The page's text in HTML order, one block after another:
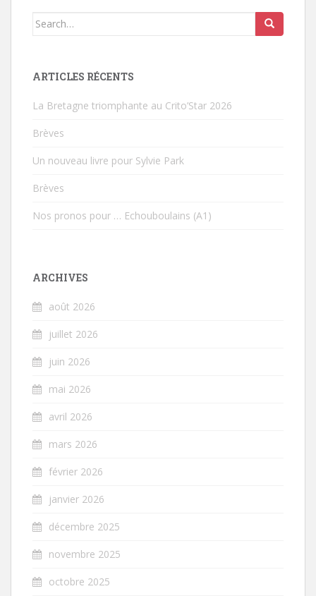
Search for:
ARTICLES RÉCENTS
La Bretagne triomphante au Crito’Star 2026
Brèves
Un nouveau livre pour Sylvie Park
Brèves
Nos pronos pour … Echouboulains (A1)
ARCHIVES
août 2026
juillet 2026
juin 2026
mai 2026
avril 2026
mars 2026
février 2026
janvier 2026
décembre 2025
novembre 2025
octobre 2025